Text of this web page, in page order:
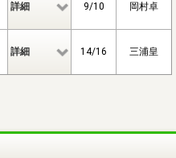
詳細 9/10 岡村卓
詳細 14/16 三浦皇